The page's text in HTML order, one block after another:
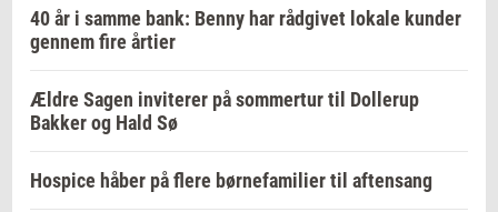
40 år i samme bank: Benny har rådgivet lokale kunder
gennem fire årtier
Ældre Sagen inviterer på sommertur til Dollerup
Bakker og Hald Sø
Hospice håber på flere børnefamilier til aftensang